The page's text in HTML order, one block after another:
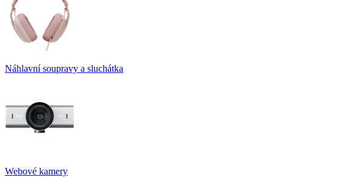
Náhlavní soupravy a sluchátka
Webové kamery